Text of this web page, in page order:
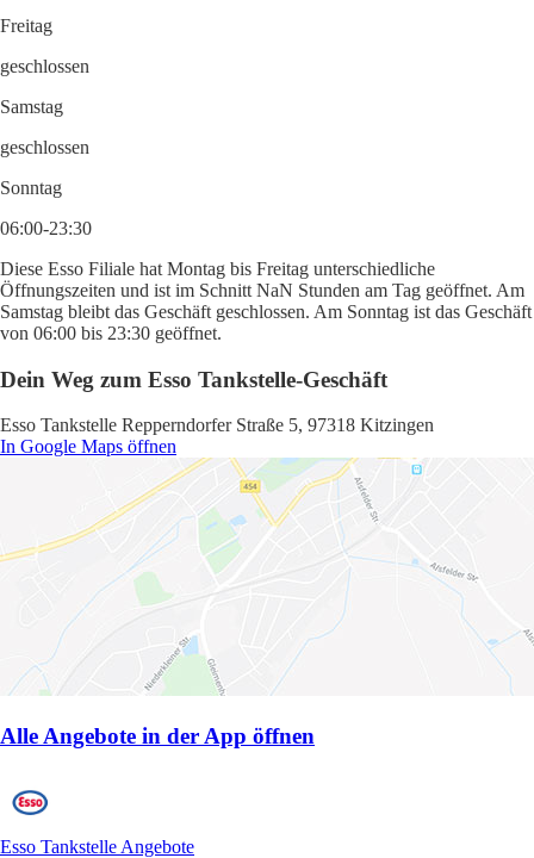
Freitag
geschlossen
Samstag
geschlossen
Sonntag
06:00-23:30
Diese Esso Filiale hat Montag bis Freitag unterschiedliche
Öffnungszeiten und ist im Schnitt NaN Stunden am Tag geöffnet. Am
Samstag bleibt das Geschäft geschlossen. Am Sonntag ist das Geschäft
von 06:00 bis 23:30 geöffnet.
Dein Weg zum Esso Tankstelle-Geschäft
Esso Tankstelle Repperndorfer Straße 5, 97318 Kitzingen
In Google Maps öffnen
Alle Angebote in der App öffnen
Esso Tankstelle Angebote